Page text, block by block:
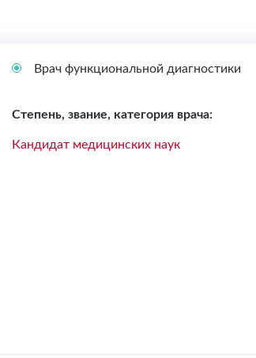
Врач функциональной диагностики
Степень, звание, категория врача:
Кандидат медицинских наук